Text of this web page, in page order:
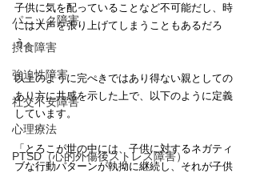
パニック障害
摂食障害
強迫性障害
社交不安障害
心理療法
PTSD（心的外傷後ストレス障害）
子供に気を配っていることなど不可能だし、時
には大声を張り上げてしまうこともあるだろ
う」
以上のように完ぺきではあり得ない親としての
あり方に共感を示した上で、以下のように定義
しています。
「とろこが世の中には、子供に対するネガティ
ブな行動パターンが執拗に継続し、それが子供